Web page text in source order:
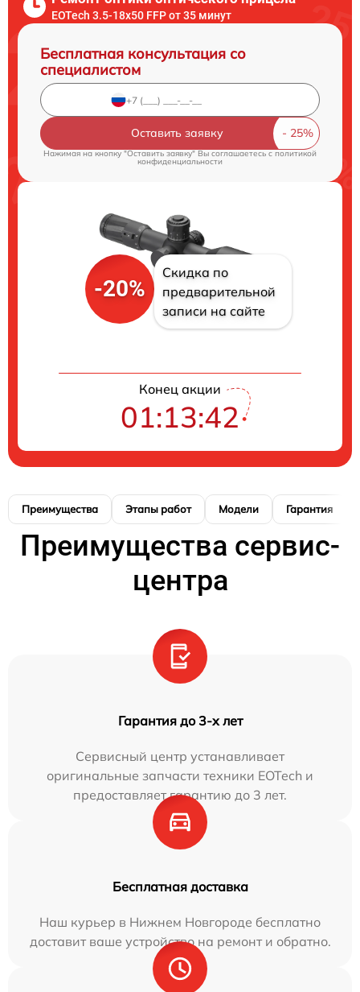
EOTech 3.5-18x50 FFP от 35 минут
Бесплатная консультация со
специалистом
Оставить заявку
Нажимая на кнопку "Оставить заявку" Вы соглашаетесь cполитикой
конфиденциальности
-20%
Скидка по
предварительной
записи на сайте
Конец акции
01:13:41
Преимущества Этапы работ Модели Гарантия
Преимущества сервис-
центра
Гарантия до 3-х лет
Сервисный центр устанавливает
оригинальные запчасти техники EOTech и
предоставляет гарантию до 3 лет.
Бесплатная доставка
Наш курьер в Нижнем Новгороде бесплатно
доставит ваше устройство на ремонт и обратно.